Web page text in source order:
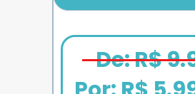
De: R$